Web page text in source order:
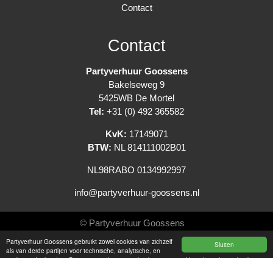
Sluiten
Partyverhuur Goossens gebruikt zowel cookies van zichzelf
als van derde partijen voor technische, analytische, en
Contact
Contact
Partyverhuur Goossens
Bakelseweg 9
5425WB De Mortel
Tel: +31 (0) 492 365582
KvK: 17149071
BTW: NL 814111002B01
NL98RABO 0134992997
info@partyverhuur-goossens.nl
© Partyverhuur Goossens
Algemene voorwaarden